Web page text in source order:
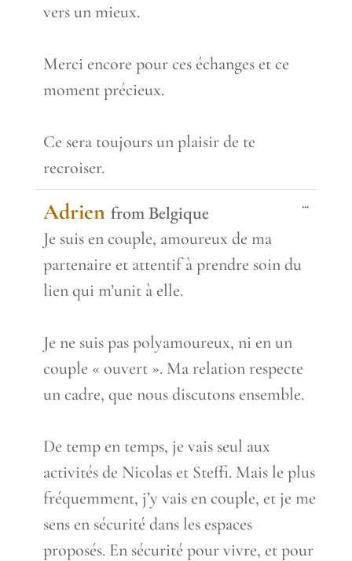
vers un mieux.
Merci encore pour ces échanges et ce
moment précieux.
Ce sera toujours un plaisir de te
recroiser.
Adrien fromBelgique
Je suis en couple, amoureux de ma
partenaire et attentif à prendre soin du
lien qui m’unit à elle.
Je ne suis pas polyamoureux, ni en un
couple « ouvert ». Ma relation respecte
un cadre, que nous discutons ensemble.
De temp en temps, je vais seul aux
activités de Nicolas et Steffi. Mais le plus
fréquemment, j’y vais en couple, et je me
sens en sécurité dans les espaces
proposés. En sécurité pour vivre, et pour
...Toggle